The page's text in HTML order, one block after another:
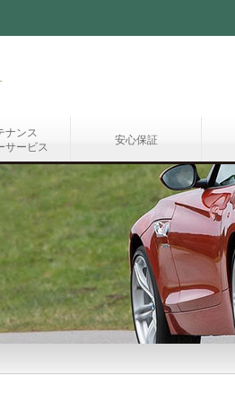
ナンス
サービス
安心保証